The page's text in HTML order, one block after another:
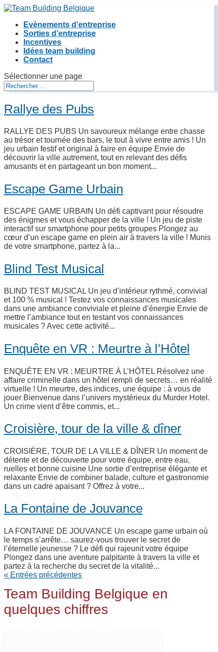
Evènements d’entreprise
Sorties d’entreprise
Incentives
Idées team building
Contact
Sélectionner une page
Rallye des Pubs
RALLYE DES PUBS Un savoureux mélange entre chasse
au trésor et tournée des bars, le tout à vivre entre amis ! Un
jeu urbain festif et original à faire en équipe Envie de
découvrir la ville autrement, tout en relevant des défis
amusants et en partageant un bon moment...
Escape Game Urbain
ESCAPE GAME URBAIN Un défi captivant pour résoudre
des énigmes et vous échapper de la ville ! Un jeu de piste
interactif sur smartphone pour petits groupes Plongez au
cœur d’un escape game en plein air à travers la ville ! Munis
de votre smartphone, partez à la...
Blind Test Musical
BLIND TEST MUSICAL Un jeu d’intérieur rythmé, convivial
et 100 % musical ! Testez vos connaissances musicales
dans une ambiance conviviale et pleine d’énergie Envie de
mettre l’ambiance tout en testant vos connaissances
musicales ? Avec cette activité...
Enquête en VR : Meurtre à l’Hôtel
ENQUÊTE EN VR : MEURTRE À L’HÔTEL Résolvez une
affaire criminelle dans un hôtel rempli de secrets… en réalité
virtuelle ! Un meurtre, des indices, une équipe : à vous de
jouer Bienvenue dans l’univers mystérieux du Murder Hotel.
Un crime vient d’être commis, et...
Croisière, tour de la ville & dîner
CROISIÈRE, TOUR DE LA VILLE & DÎNER Un moment de
détente et de découverte pour votre équipe, entre eau,
ruelles et bonne cuisine Une sortie d’entreprise élégante et
relaxante Envie de combiner balade, culture et gastronomie
dans un cadre apaisant ? Offrez à votre...
La Fontaine de Jouvance
LA FONTAINE DE JOUVANCE Un escape game urbain où
le temps s’arrête… saurez-vous trouver le secret de
l’éternelle jeunesse ? Le défi qui rajeunit votre équipe
Plongez dans une aventure palpitante à travers la ville et
partez à la recherche du secret de la vitalité...
« Entrées précédentes
Team Building Belgique en
quelques chiffres